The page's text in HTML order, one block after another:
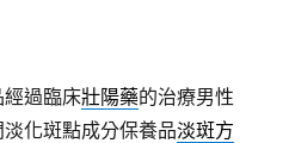
經過臨床壯陽藥的治療男性
化斑點成分保養品淡斑方